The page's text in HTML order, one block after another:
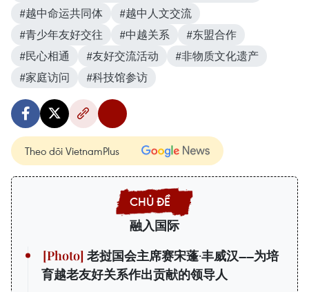
#越中命运共同体
#越中人文交流
#青少年友好交往
#中越关系
#东盟合作
#民心相通
#友好交流活动
#非物质文化遗产
#家庭访问
#科技馆参访
Theo dõi VietnamPlus
融入国际
老挝国会主席赛宋蓬·丰威汉——为培
育越老友好关系作出贡献的领导人